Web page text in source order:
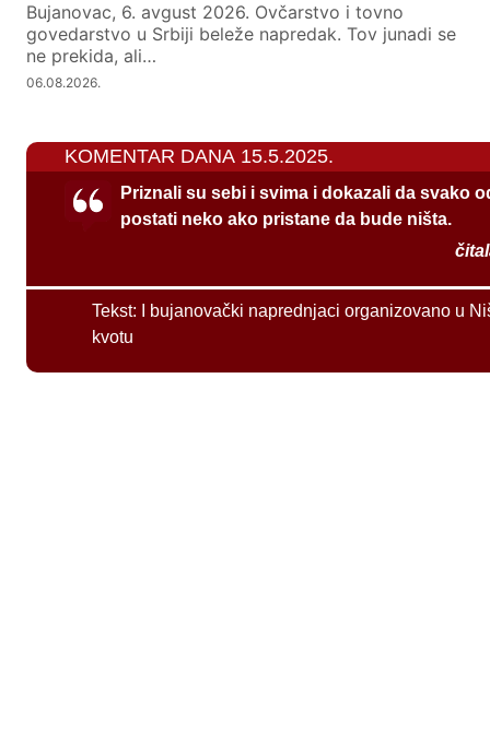
Bujanovac, 6. avgust 2026. Ovčarstvo i tovno
govedarstvo u Srbiji beleže napredak. Tov junadi se
ne prekida, ali…
06.08.2026.
KOMENTAR DANA 15.5.2025.
Priznali su sebi i svima i dokazali da svako
postati neko ako pristane da bude ništa.
Tekst:
I bujanovački naprednjaci organizovano u
kvotu